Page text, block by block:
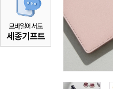
모바일에서도
세종기프트